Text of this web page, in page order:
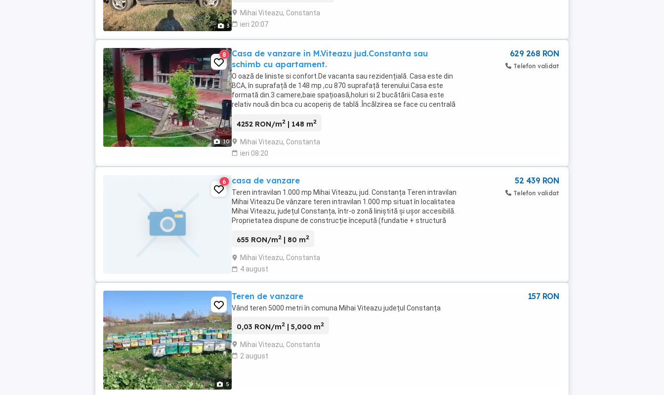
3
Mihai Viteazu, Constanta
ieri 20:07
10
8
Casa de vanzare in M.Viteazu jud.Constanta sau
schimb cu apartament.
O oază de liniste si confort.De vacanta sau rezidențială. Casa este din
BCA, în suprafață de 148 mp ,cu 870 suprafață terenului.Casa este
formată din.3 camere,baie spațioasă,holuri si 2 bucătării.Casa este
relativ nouă din bca cu acoperiș de tablă .Încălzirea se face cu centrală
4252 RON/m2 | 148 m2
Mihai Viteazu, Constanta
ieri 08:20
629 268 RON
Telefon validat
6 casa de vanzare
Teren intravilan 1.000 mp Mihai Viteazu, jud. Constanța Teren intravilan
Mihai Viteazu De vânzare teren intravilan 1.000 mp situat în localitatea
Mihai Viteazu, județul Constanța, într-o zonă liniștită și ușor accesibilă.
Proprietatea dispune de construcție începută (fundatie + structură
655 RON/m2 | 80 m2
Mihai Viteazu, Constanta
4 august
52 439 RON
Telefon validat
5
Teren de vanzare
Vând teren 5000 metri în comuna Mihai Viteazu județul Constanța
0,03 RON/m2 | 5,000 m2
Mihai Viteazu, Constanta
2 august
157 RON